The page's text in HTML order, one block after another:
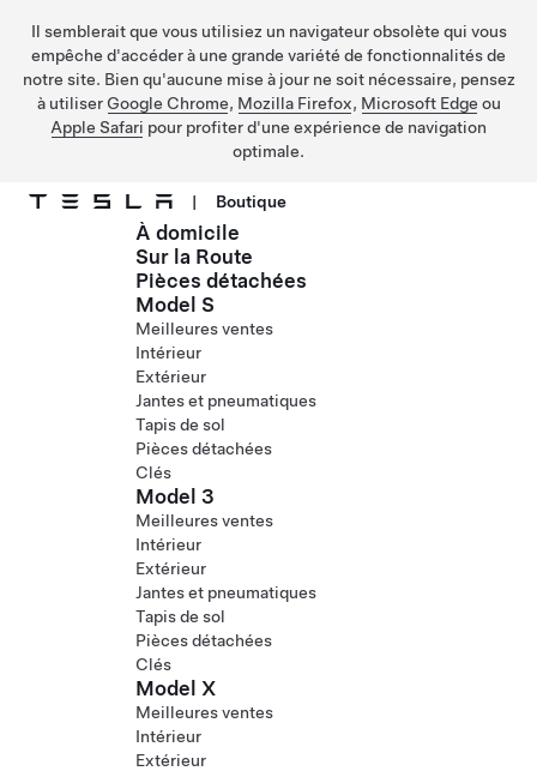
Il semblerait que vous utilisiez un navigateur obsolète qui vous
empêche d'accéder à une grande variété de fonctionnalités de
notre site. Bien qu'aucune mise à jour ne soit nécessaire, pensez
à utiliser Google Chrome, Mozilla Firefox, Microsoft Edge ou
Apple Safari pour profiter d'une expérience de navigation
optimale.
Passer au contenu principal
| Boutique
À domicile
Sur la Route
Pièces détachées
Model S
Meilleures ventes
Intérieur
Extérieur
Jantes et pneumatiques
Tapis de sol
Pièces détachées
Clés
Model 3
Meilleures ventes
Intérieur
Extérieur
Jantes et pneumatiques
Tapis de sol
Pièces détachées
Clés
Model X
Meilleures ventes
Intérieur
Extérieur